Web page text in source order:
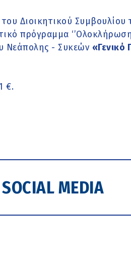
Διοικητικού Συμβουλίου
πρόγραμμα
Νεάπολης - Συκεών «Γενικό
€.
MEDIA